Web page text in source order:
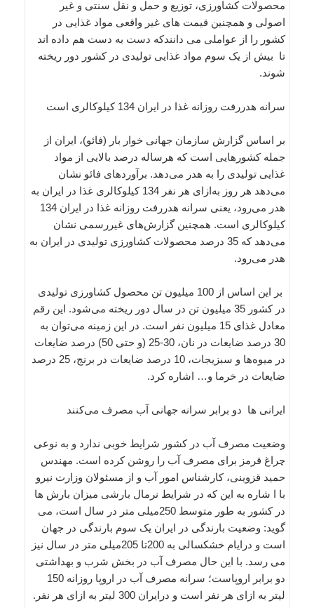
محصولات کشاورزی، توزیع و حمل و نقل سنتی و غیر
اصولی و همچنین قیمت های غیر واقعی مواد غذایی در
کشور را از عواملی می دانندکه دست به دست هم داده اند
تا بیش از یک سوم مواد غذایی تولیدی در کشور دور ریخته
شوند.
سرانه هدررفت روزانه غذا در ایران 134 کیلوکالری است
بر اساس گزارش سازمان جهانی خوار بار (فائو)، ایران از
جمله کشورهایی است که هرساله درصد بالایی از مواد
غذایی تولیدی را به هدر می‌دهد. برآوردهای فائو نشان
می‌دهد هر روز به‌ازای هر نفر 134 کیلوکالری غذا در ایران به
هدر می‌رود، یعنی سرانه هدررفت روزانه غذا در ایران 134
کیلوکالری است. همچنین گزارش‌های غیررسمی نشان
می‌دهد که 35 درصد محصولات کشاورزی تولیدی در ایران به
هدر می‌رود.
بر این اساس از 100 میلیون تن محصول کشاورزی تولیدی
در کشور 35 میلیون تن در سال دور ریخته می‌شود. این رقم
معادل غذای 15 میلیون نفر است. در این زمینه می‌توان به
30 درصد ضایعات در نان، 30‌-25 (و حتی 50) درصد ضایعات
در میوه‌ها و سبزیجات، 10 درصد ضایعات در برنج، 25 درصد
ضایعات در خرما و… اشاره کرد.
ایرانی ها دو برابر سرانه جهانی آب مصرف می‌کنند
وضعیت مصرف آب در کشور شرایط خوبی ندارد و به نوعی
چراغ قرمز برای مصرف آب را روشن کرده است. مهندس
حمید قزوینی، کارشناس امور آب و از مسئولان وزارت نیرو
با ا شاره به این که در شرایط نرمال بارشی میزان بارش ها
در کشور به طور متوسط 250میلی متر در سال است، می
گوید: وضعیت بارندگی در ایران یک سوم بارندگی در جهان
است و درایام خشکسالی به 200تا 205میلی متر در سال نیز
می رسد. با این حال مصرف آب در بخش شرب و بهداشتی
دو برابر اروپاست؛ سرانه مصرف آب در اروپا روزانه 150
لیتر به ازای هر نفر است و درایران 300 لیتر به ازای هر نفر.